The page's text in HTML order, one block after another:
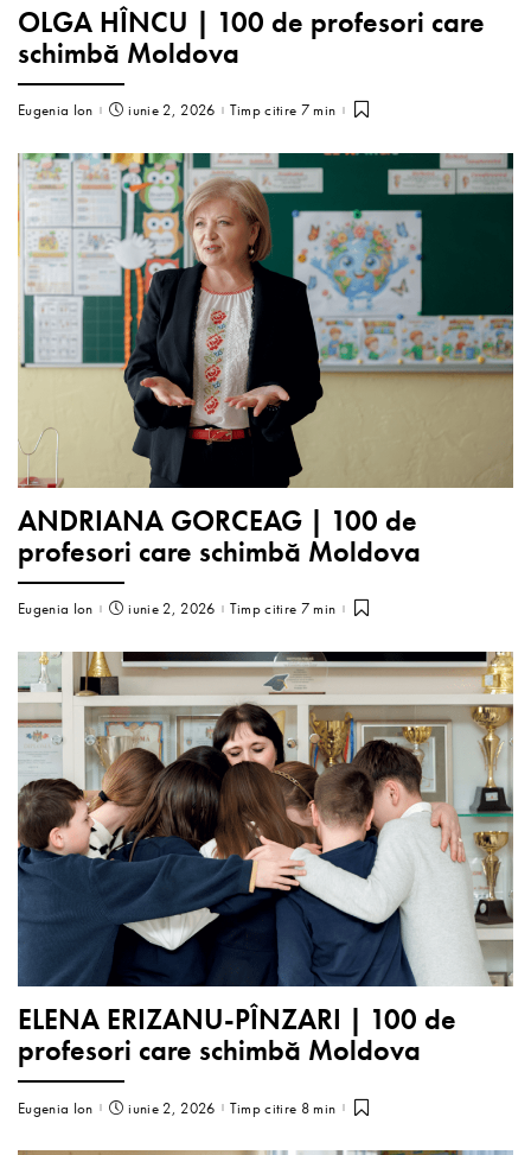
OLGA HÎNCU | 100 de profesori care
schimbă Moldova
Eugenia Ion iunie 2, 2026 Timp citire 7 min
ANDRIANA GORCEAG | 100 de
profesori care schimbă Moldova
Eugenia Ion iunie 2, 2026 Timp citire 7 min
ELENA ERIZANU-PÎNZARI | 100 de
profesori care schimbă Moldova
Eugenia Ion iunie 2, 2026 Timp citire 8 min